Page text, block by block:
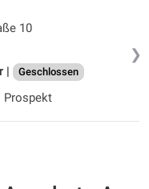
❯
10
|
Geschlossen
Prospekt